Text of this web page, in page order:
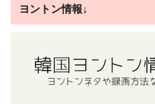
ヨントン情報↓